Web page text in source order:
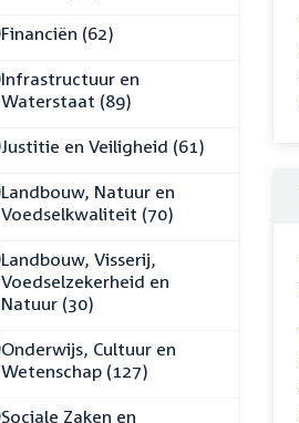
Financiën (62)
Infrastructuur en
Waterstaat (89)
Justitie en Veiligheid (61)
Landbouw, Natuur en
Voedselkwaliteit (70)
Landbouw, Visserij,
Voedselzekerheid en
Natuur (30)
Onderwijs, Cultuur en
Wetenschap (127)
Sociale Zaken en